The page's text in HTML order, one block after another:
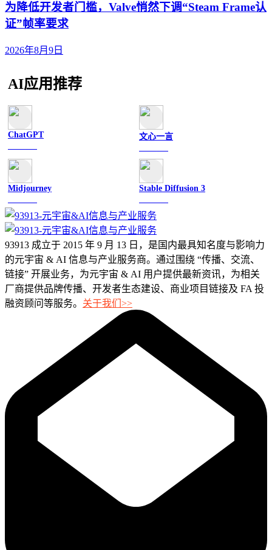
为降低开发者门槛，Valve悄然下调“Steam Frame认
证”帧率要求
2026年8月9日
AI应用推荐
ChatGPT 文心一言
Midjourney Stable Diffusion 3
93913 成立于 2015 年 9 月 13 日，是国内最具知名度与影响力
的元宇宙 & AI 信息与产业服务商。通过围绕 “传播、交流、
链接” 开展业务，为元宇宙 & AI 用户提供最新资讯，为相关
厂商提供品牌传播、开发者生态建设、商业项目链接及 FA 投
融资顾问等服务。 关于我们>>